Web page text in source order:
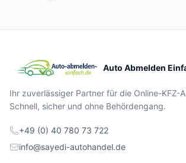
Auto Abmelden
Ihr zuverlässiger Partner für die Online-KFZ-
Schnell, sicher und ohne Behördengang.
+49 (0) 40 780 73 722
info@sayedi-autohandel.de